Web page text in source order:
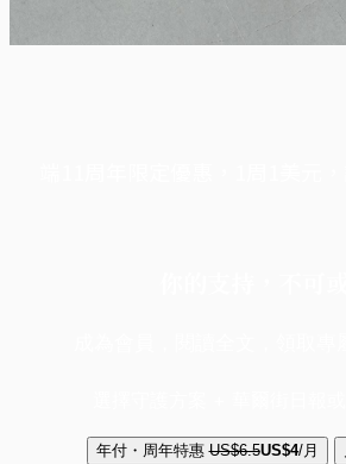
年付・周年特惠 US$6.5US$4/月